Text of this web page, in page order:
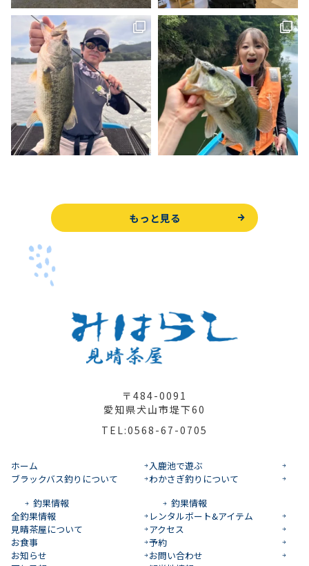
もっと見る
〒484-0091
愛知県犬山市堤下60
TEL:0568-67-0705
ホーム
入鹿池で遊ぶ
ブラックバス釣りについて
釣果情報
わかさぎ釣りについて
釣果情報
全釣果情報
レンタルボート&アイテム
見晴茶屋について
アクセス
お食事
予約
お知らせ
お問い合わせ